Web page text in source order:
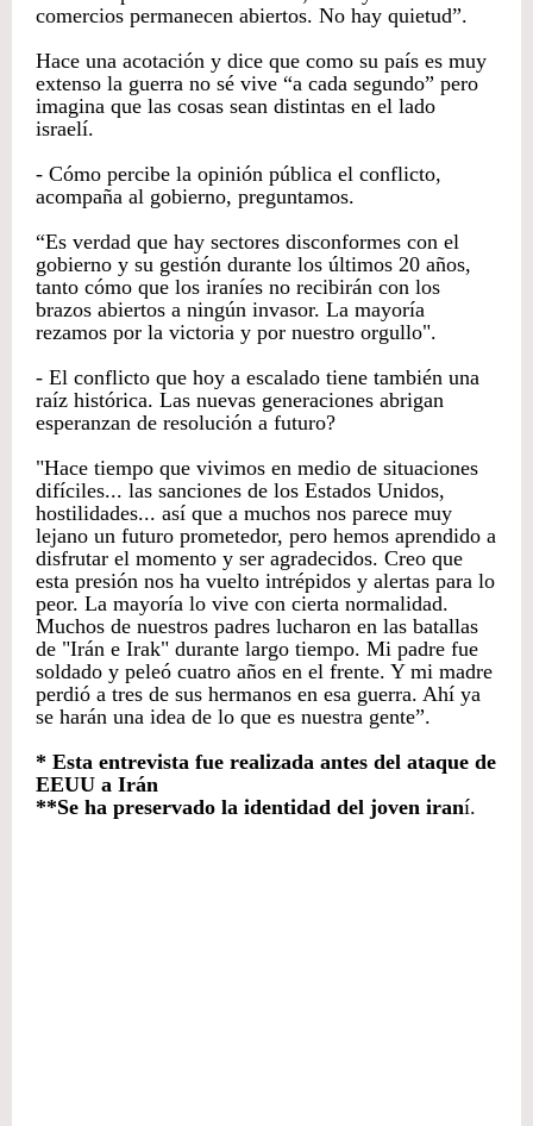
comercios permanecen abiertos. No hay quietud”.
Hace una acotación y dice que como su país es muy
extenso la guerra no sé vive “a cada segundo” pero
imagina que las cosas sean distintas en el lado
israelí.
- Cómo percibe la opinión pública el conflicto,
acompaña al gobierno, preguntamos.
“Es verdad que hay sectores disconformes con el
gobierno y su gestión durante los últimos 20 años,
tanto cómo que los iraníes no recibirán con los
brazos abiertos a ningún invasor. La mayoría
rezamos por la victoria y por nuestro orgullo".
- El conflicto que hoy a escalado tiene también una
raíz histórica. Las nuevas generaciones abrigan
esperanzan de resolución a futuro?
"Hace tiempo que vivimos en medio de situaciones
difíciles... las sanciones de los Estados Unidos,
hostilidades... así que a muchos nos parece muy
lejano un futuro prometedor, pero hemos aprendido a
disfrutar el momento y ser agradecidos. Creo que
esta presión nos ha vuelto intrépidos y alertas para lo
peor. La mayoría lo vive con cierta normalidad.
Muchos de nuestros padres lucharon en las batallas
de "Irán e Irak" durante largo tiempo. Mi padre fue
soldado y peleó cuatro años en el frente. Y mi madre
perdió a tres de sus hermanos en esa guerra. Ahí ya
se harán una idea de lo que es nuestra gente”.
* Esta entrevista fue realizada antes del ataque de
EEUU a Irán
**Se ha preservado la identidad del joven iraní.